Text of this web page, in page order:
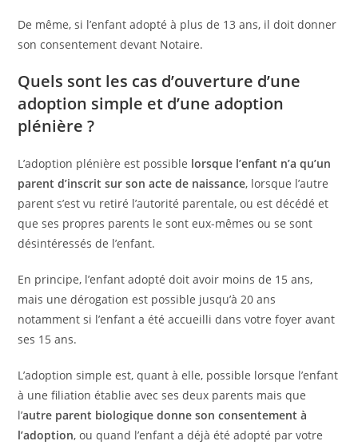
De même, si l’enfant adopté à plus de 13 ans, il doit donner
son consentement devant Notaire.
Quels sont les cas d’ouverture d’une
adoption simple et d’une adoption
plénière ?
L’adoption plénière est possible lorsque l’enfant n’a qu’un
parent d’inscrit sur son acte de naissance, lorsque l’autre
parent s’est vu retiré l’autorité parentale, ou est décédé et
que ses propres parents le sont eux-mêmes ou se sont
désintéressés de l’enfant.
En principe, l’enfant adopté doit avoir moins de 15 ans,
mais une dérogation est possible jusqu’à 20 ans
notamment si l’enfant a été accueilli dans votre foyer avant
ses 15 ans.
L’adoption simple est, quant à elle, possible lorsque l’enfant
à une filiation établie avec ses deux parents mais que
l’autre parent biologique donne son consentement à
l’adoption, ou quand l’enfant a déjà été adopté par votre